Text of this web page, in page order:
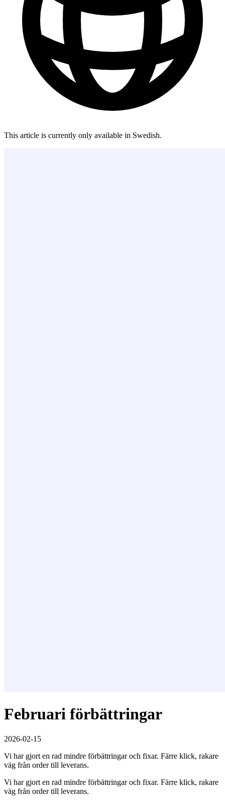
This article is currently only available in Swedish.
Februari förbättringar
2026-02-15
Vi har gjort en rad mindre förbättringar och fixar. Färre klick, rakare
väg från order till leverans.
Vi har gjort en rad mindre förbättringar och fixar. Färre klick, rakare
väg från order till leverans.